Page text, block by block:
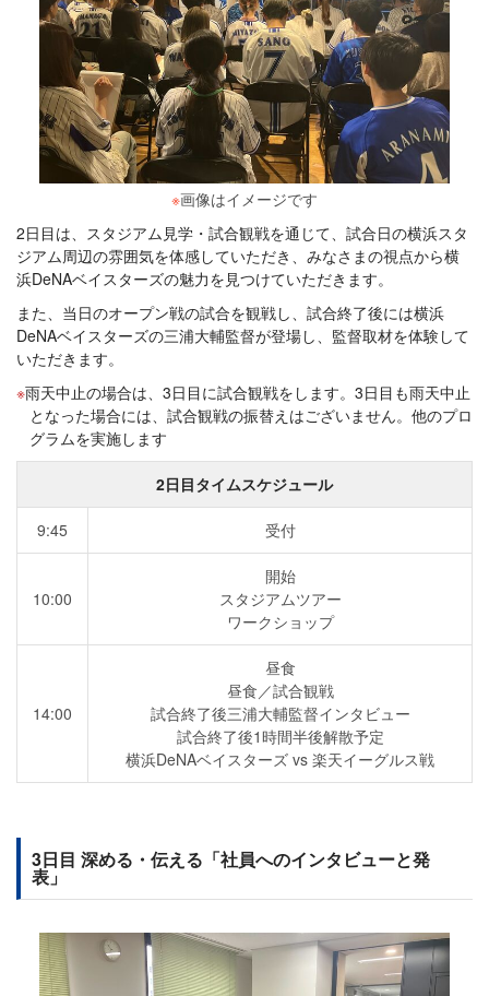
※画像はイメージです
2日目は、スタジアム見学・試合観戦を通じて、試合日の横浜スタ
ジアム周辺の雰囲気を体感していただき、みなさまの視点から横
浜DeNAベイスターズの魅力を見つけていただきます。
また、当日のオープン戦の試合を観戦し、試合終了後には横浜
DeNAベイスターズの三浦大輔監督が登場し、監督取材を体験して
いただきます。
雨天中止の場合は、3日目に試合観戦をします。3日目も雨天中止
となった場合には、試合観戦の振替えはございません。他のプロ
グラムを実施します
2日目タイムスケジュール
9:45 受付
10:00
開始
スタジアムツアー
ワークショップ
14:00
昼食
昼食／試合観戦
試合終了後三浦大輔監督インタビュー
試合終了後1時間半後解散予定
横浜DeNAベイスターズ vs 楽天イーグルス戦
3日目 深める・伝える「社員へのインタビューと発
表」